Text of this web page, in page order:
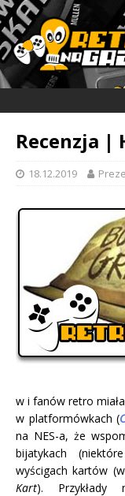
Recenzja |
18.12.2019
w i fanów retro
w platformówkach (
na NES-a, że
bijatykach
wyścigach kartów
Kart). Przykłady